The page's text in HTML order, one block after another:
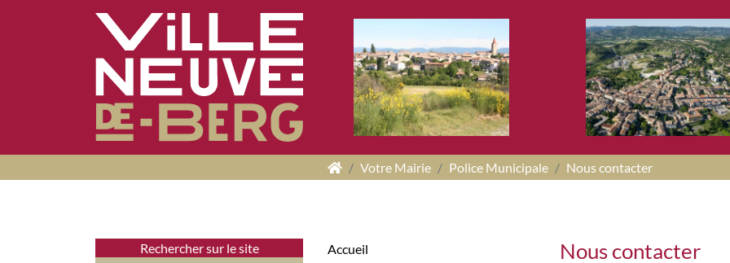
Votre Mairie Police Municipale Nous contacter
Rechercher sur le site
Accueil
Nous contacter